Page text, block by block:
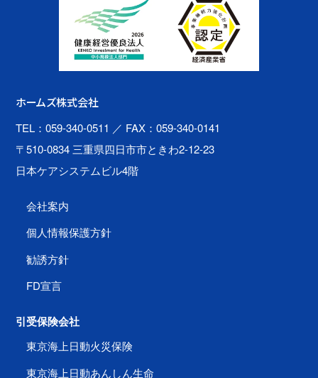
ホームズ株式会社
TEL：059-340-0511 ／ FAX：059-340-0141
〒510-0834 三重県四日市市ときわ2-12-23
日本ケアシステムビル4階
会社案内
個人情報保護方針
勧誘方針
FD宣言
引受保険会社
東京海上日動火災保険
東京海上日動あんしん生命